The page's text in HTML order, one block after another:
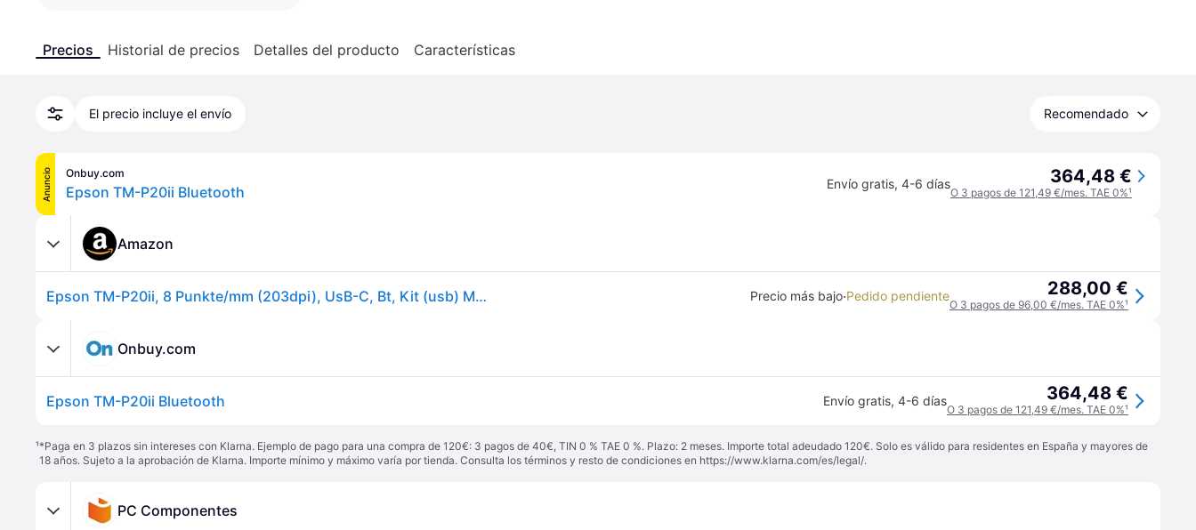
Precios Historial de precios Detalles del producto Características
El precio incluye el envío Recomendado
Anuncio Onbuy.com
Epson TM-P20ii Bluetooth Envío gratis, 4-6 días 364,48 €
O 3 pagos de 121,49 €/mes. TAE 0%¹
Amazon
Epson TM-P20ii, 8 Punkte/mm (203dpi), UsB-C, Bt, Kit (usb) Mobildrucker, Druckertyp, Thermodirekt, Aufl?sung, Aufl?sung: 8 Punkte/mm (203dpi), Papier Precio más bajo·Pedido pendiente 288,00 €
O 3 pagos de 96,00 €/mes. TAE 0%¹
Onbuy.com
Epson TM-P20ii Bluetooth Envío gratis, 4-6 días 364,48 €
O 3 pagos de 121,49 €/mes. TAE 0%¹
¹*Paga en 3 plazos sin intereses con Klarna. Ejemplo de pago para una compra de 120€: 3 pagos de 40€, TIN 0 % TAE 0 %. Plazo: 2 meses. Importe total adeudado 120€. Solo es válido para residentes en España y mayores de
18 años. Sujeto a la aprobación de Klarna. Importe mínimo y máximo varía por tienda. Consulta los términos y resto de condiciones en https://www.klarna.com/es/legal/.
PC Componentes